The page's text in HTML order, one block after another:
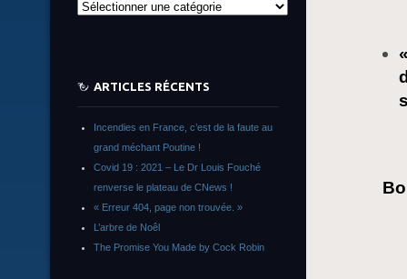
Catégories
ARTICLES RÉCENTS
Incendies en France, c’est de la faute au
grand méchant Poutine !
Covid 19 : 2021 – Le Dr Louis Fouché
renverse le plateau de CNews !
« Erreur 404, page non trouvée. »
L’arbre de Noêl
The Promise You Made by Cock Robin